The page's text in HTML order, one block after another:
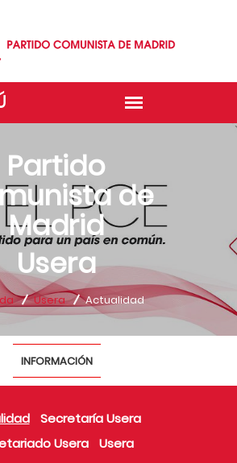
Partido
de
Madrid
Usera
Usera Actualidad
INFORMACIÓN
Secretaría Usera
Usera
Usera